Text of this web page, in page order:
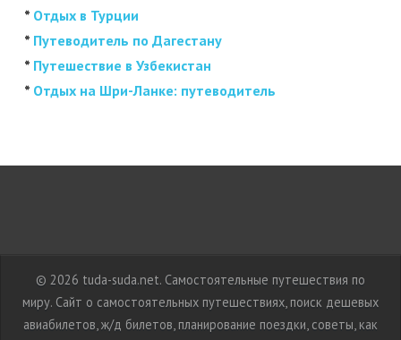
* Отдых в Турции
* Путеводитель по Дагестану
* Путешествие в Узбекистан
* Отдых на Шри-Ланке: путеводитель
© 2026 tuda-suda.net. Самостоятельные путешествия по
миру. Сайт о самостоятельных путешествиях, поиск дешевых
авиабилетов, ж/д билетов, планирование поездки, советы, как